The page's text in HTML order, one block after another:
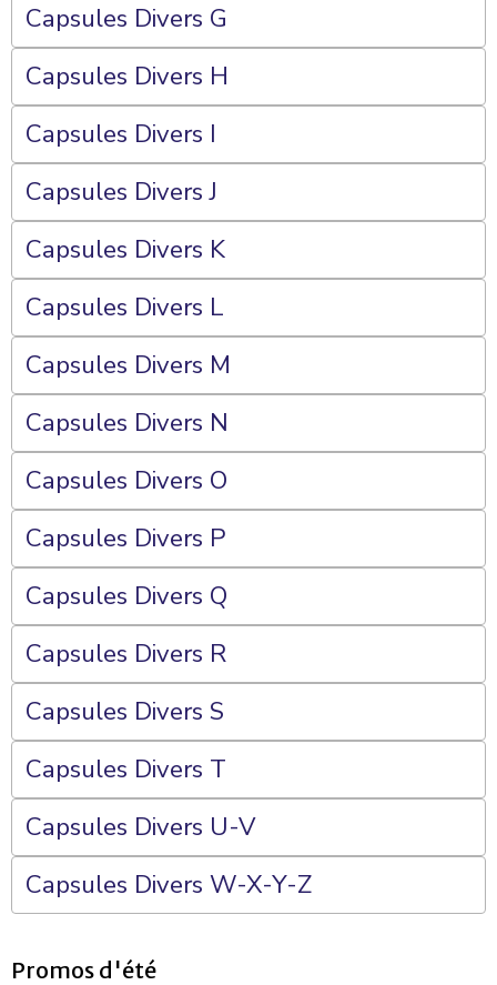
Capsules Divers G
Capsules Divers H
Capsules Divers I
Capsules Divers J
Capsules Divers K
Capsules Divers L
Capsules Divers M
Capsules Divers N
Capsules Divers O
Capsules Divers P
Capsules Divers Q
Capsules Divers R
Capsules Divers S
Capsules Divers T
Capsules Divers U-V
Capsules Divers W-X-Y-Z
Promos d'été